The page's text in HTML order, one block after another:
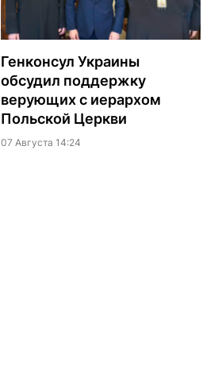
Генконсул Украины
обсудил поддержку
верующих с иерархом
Польской Церкви
07 Августа 14:24